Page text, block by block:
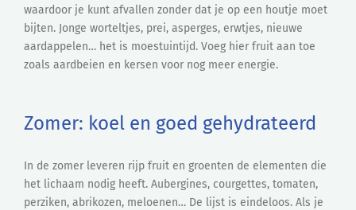
waardoor je kunt afvallen zonder dat je op een houtje moet
bijten. Jonge worteltjes, prei, asperges, erwtjes, nieuwe
aardappelen… het is moestuintijd. Voeg hier fruit aan toe
zoals aardbeien en kersen voor nog meer energie.
Zomer: koel en goed gehydrateerd
In de zomer leveren rijp fruit en groenten de elementen die
het lichaam nodig heeft. Aubergines, courgettes, tomaten,
perziken, abrikozen, meloenen… De lijst is eindeloos. Als je